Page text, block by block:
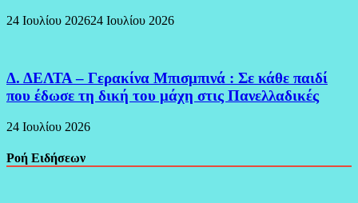
24 Ιουλίου 202624 Ιουλίου 2026
Δ. ΔΕΛΤΑ – Γερακίνα Μπισμπινά : Σε κάθε παιδί
που έδωσε τη δική του μάχη στις Πανελλαδικές
24 Ιουλίου 2026
Ροή Ειδήσεων